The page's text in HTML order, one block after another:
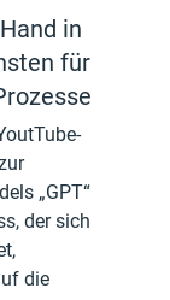
in
für
„GPT“
der sich
die